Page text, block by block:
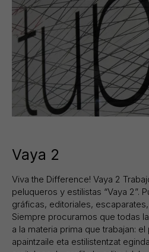
Vaya 2
Viva the Difference! Vaya 2
peluqueros y estilistas “Vaya 2”.
gráficas, editoriales,
Siempre procuramos que todas
a la materia prima que trabajan: el
apaintzaile eta estilistentzat